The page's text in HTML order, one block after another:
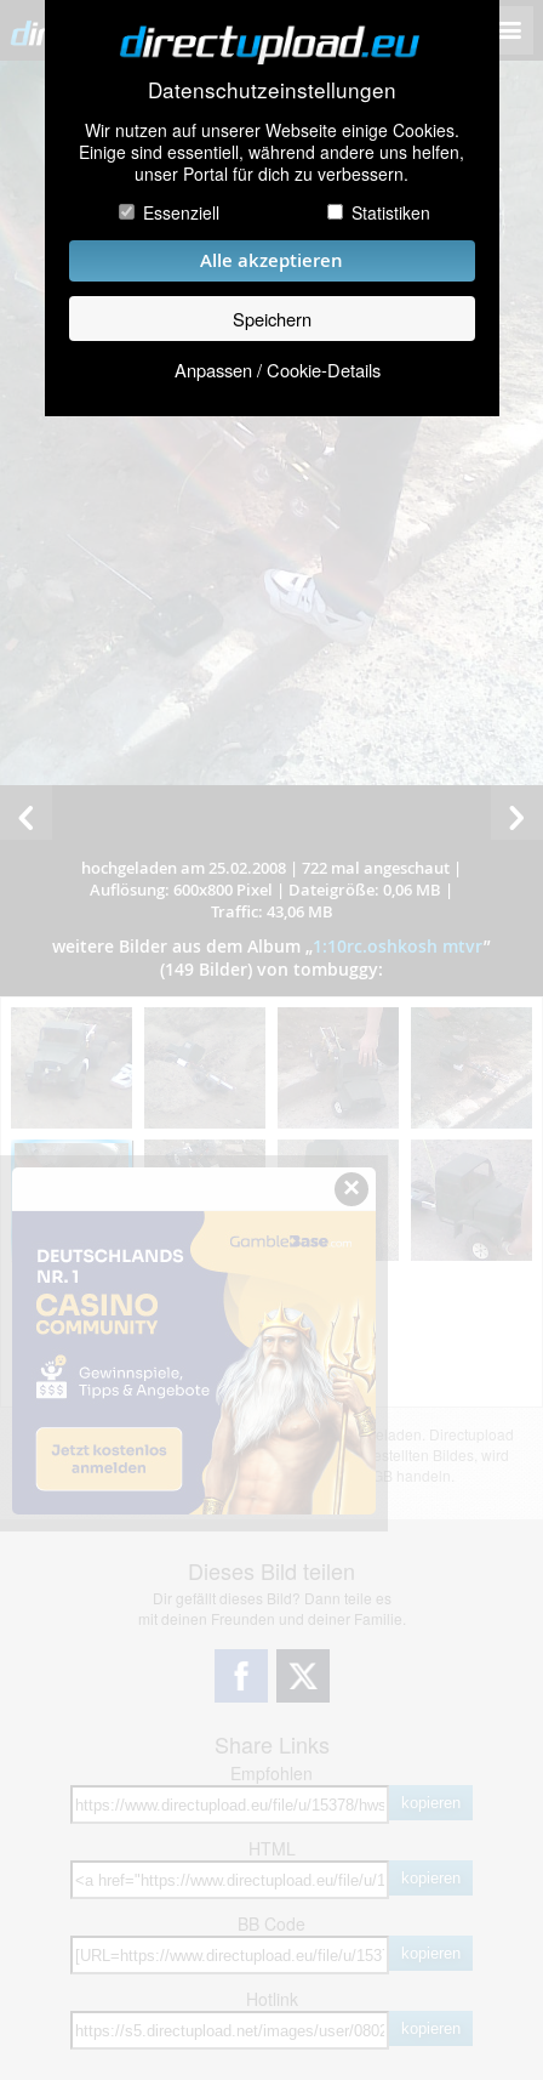
Datenschutzeinstellungen
Wir nutzen auf unserer Webseite einige Cookies.
Einige sind essentiell, während andere uns helfen,
unser Portal für dich zu verbessern.
Essenziell
Statistiken
Alle akzeptieren
Speichern
Anpassen / Cookie-Details
hochgeladen am 25.02.2008 | 722 mal angeschaut |
Auflösung: 600x800 Pixel | Dateigröße: 0,06 MB |
Traffic: 43,06 MB
weitere Bilder aus dem Album „1:10rc.oshkosh mtvr”
(149 Bilder) von tombuggy:
Das dargestellte Bild wurde von einem Nutzer hochgeladen. Directupload
übernimmt keinerlei Haftung für den Inhalt des dargestellten Bildes, wird
jedoch bei Verstößen nach §2(3) unserer AGB handeln.
Dieses Bild teilen
Dir gefällt dieses Bild? Dann teile es
mit deinen Freunden und deiner Familie.
Share Links
Empfohlen
kopieren
HTML
kopieren
BB Code
kopieren
Hotlink
kopieren
×